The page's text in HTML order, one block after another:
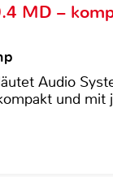
MD –
Audio
und